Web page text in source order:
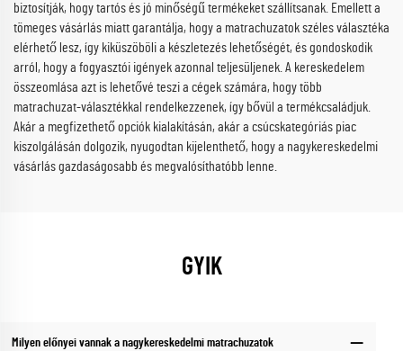
biztosítják, hogy tartós és jó minőségű termékeket szállítsanak. Emellett a
tömeges vásárlás miatt garantálja, hogy a matrachuzatok széles választéka
elérhető lesz, így kiküszöböli a készletezés lehetőségét, és gondoskodik
arról, hogy a fogyasztói igények azonnal teljesüljenek. A kereskedelem
összeomlása azt is lehetővé teszi a cégek számára, hogy több
matrachuzat-választékkal rendelkezzenek, így bővül a termékcsaládjuk.
Akár a megfizethető opciók kialakításán, akár a csúcskategóriás piac
kiszolgálásán dolgozik, nyugodtan kijelenthető, hogy a nagykereskedelmi
vásárlás gazdaságosabb és megvalósíthatóbb lenne.
GYIK
Milyen előnyei vannak a nagykereskedelmi matrachuzatok